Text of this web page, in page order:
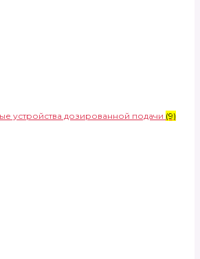
устройства дозированной подачи (9)